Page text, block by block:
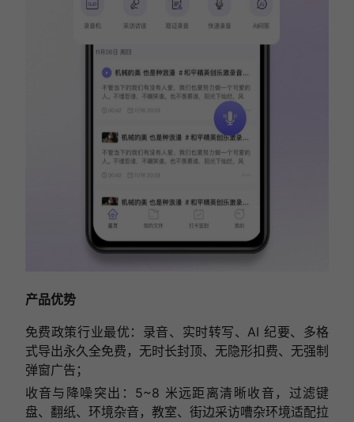
产品优势
免费政策行业最优：录音、实时转写、AI 纪要、多格
式导出永久全免费，无时长封顶、无隐形扣费、无强制
弹窗广告；
收音与降噪突出：5~8 米远距离清晰收音，过滤键
盘、翻纸、环境杂音，教室、街边采访嘈杂环境适配拉